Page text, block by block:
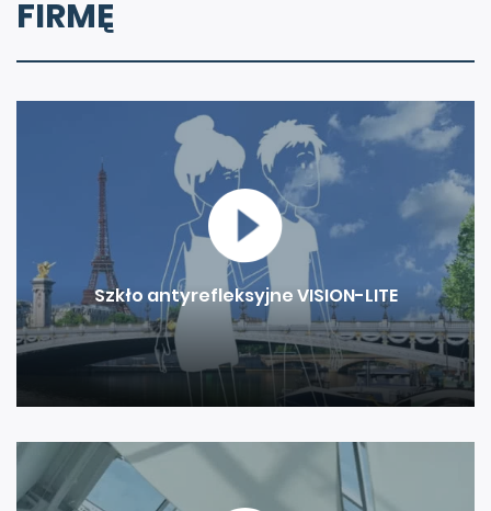
FIRMĘ
Szkło antyrefleksyjne VISION-LITE